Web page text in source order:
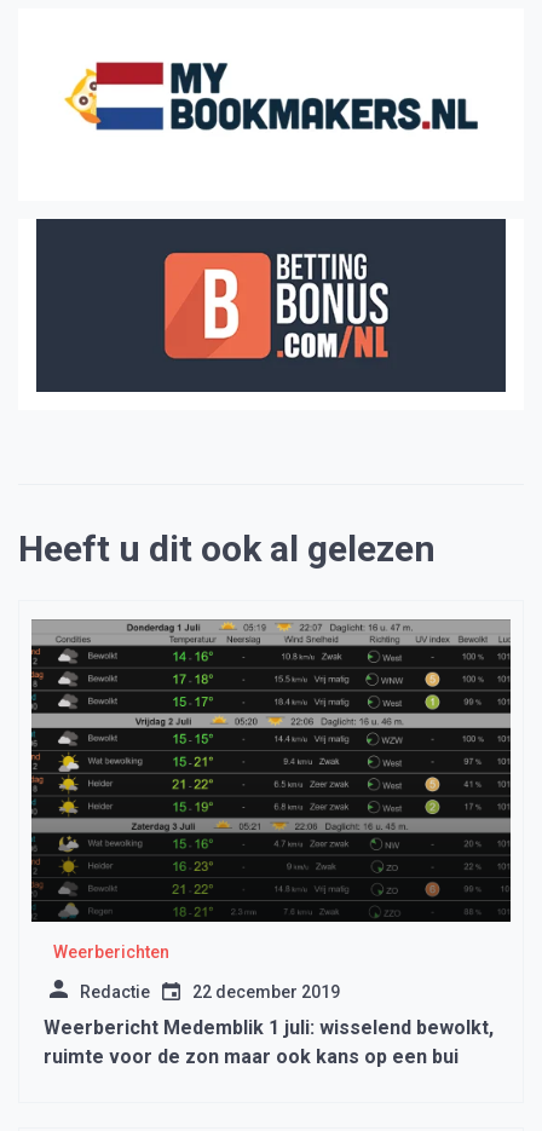
Heeft u dit ook al gelezen
Weerberichten
Redactie 22 december 2019
Weerbericht Medemblik 1 juli: wisselend bewolkt,
ruimte voor de zon maar ook kans op een bui